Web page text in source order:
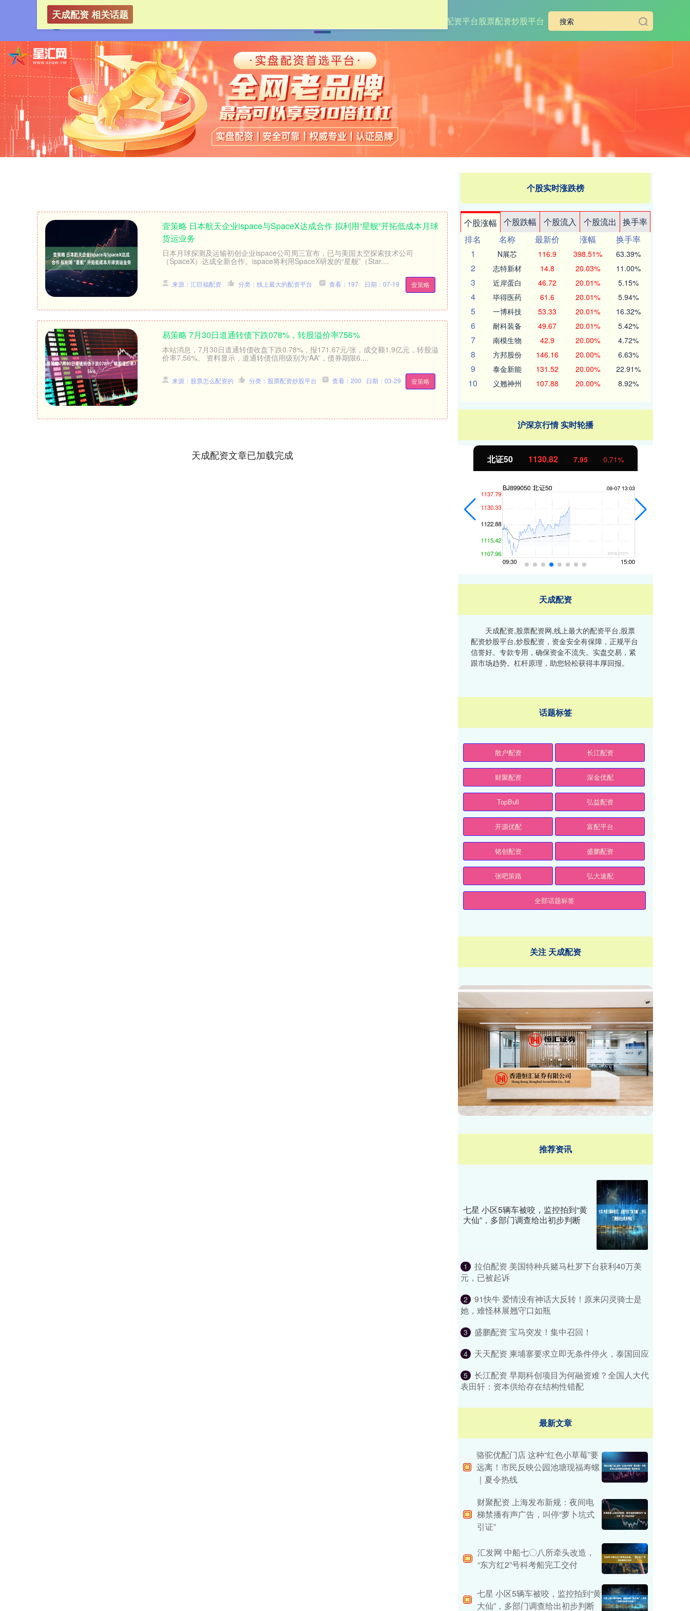
线上最大的配资平台股票配资炒股平台
天成配资 相关话题
壹策略 日本航天企业ispace与SpaceX达成合作 拟利用“星舰”开拓低成本月球
货运业务
日本月球探测及运输初创企业ispace公司周三宣布，已与美国太空探索技术公司
（SpaceX）达成全新合作。ispace将利用SpaceX研发的“星舰”（Star....
壹策略
来源：汇巨福配资 分类：线上最大的配资平台 查看：197 日期：07-19
易策略 7月30日道通转债下跌078%，转股溢价率756%
本站消息，7月30日道通转债收盘下跌0.78%，报171.67元/张，成交额1.9亿元，转股溢
价率7.56%。 资料显示，道通转债信用级别为“AA”，债券期限6....
壹策略
来源：股票怎么配资的 分类：股票配资炒股平台 查看：200 日期：03-29
天成配资文章已加载完成
个股实时涨跌榜
个股涨幅 个股跌幅 个股流入 个股流出
换手率
排名
名称 最新价 涨幅
换手率
1
N展芯 116.9 398.51% 63.39%
2 志特新材 14.8 20.03% 11.00%
3 近岸蛋白 46.72 20.01% 5.15%
4 毕得医药 61.6 20.01% 5.94%
5 一博科技 53.33 20.01% 16.32%
6 耐科装备 49.67 20.01% 5.42%
7 南模生物 42.9 20.00% 4.72%
8 方邦股份 146.16 20.00% 6.63%
9 泰金新能 131.52 20.00% 22.91%
10 义翘神州 107.88 20.00% 8.92%
沪深京行情 实时轮播
232.20 1.65% 沪深300 北证50 1130.65 7.78 0.69%
天成配资
天成配资,股票配资网,线上最大的配资平台,股票
配资炒股平台,炒股配资，资金安全有保障，正规平台
信誉好。专款专用，确保资金不流失。实盘交易，紧
跟市场趋势。杠杆原理，助您轻松获得丰厚回报。
话题标签
散户配资 长江配资
财聚配资 深金优配
TopBull 弘益配资
开源优配 富配平台
铭创配资 盛鹏配资
张吧策路 弘大速配
全部话题标签
关注 天成配资
推荐资讯
七星 小区5辆车被咬，监控拍到“黄
大仙”，多部门调查给出初步判断
1
拉伯配资 美国特种兵赌马杜罗下台获利40万美
元，已被起诉
2
91快牛 爱情没有神话大反转！原来闪灵骑士是
她，难怪林展翘守口如瓶
3 盛鹏配资 宝马突发！集中召回！
4 天天配资 柬埔寨要求立即无条件停火，泰国回应
5
长江配资 早期科创项目为何融资难？全国人大代
表田轩：资本供给存在结构性错配
最新文章
骆驼优配门店 这种“红色小草莓”要
远离！市民反映公园池塘现福寿螺
｜夏令热线
财聚配资 上海发布新规：夜间电
梯禁播有声广告，叫停“萝卜坑式
引证”
汇发网 中船七〇八所牵头改造，
“东方红2”号科考船完工交付
七星 小区5辆车被咬，监控拍到“黄
大仙”，多部门调查给出初步判断